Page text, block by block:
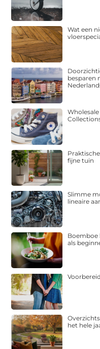
Wat een
besparen
fijne tuin
Slimme
lineaire
Boemboe
als
het hele